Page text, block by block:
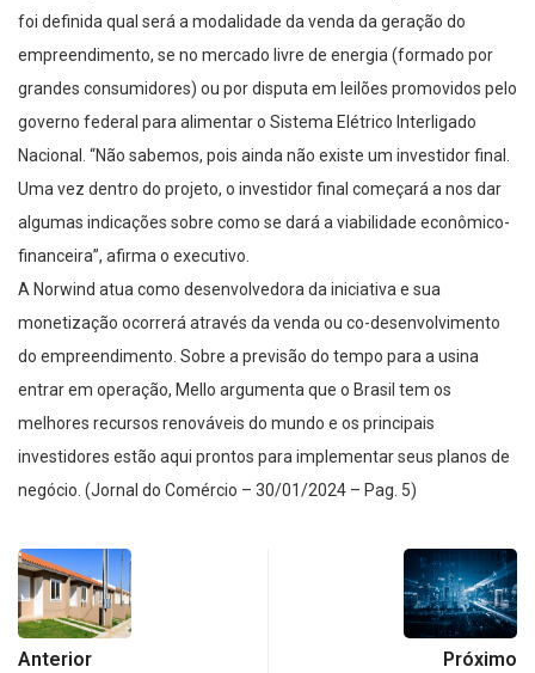
foi definida qual será a modalidade da venda da geração do
empreendimento, se no mercado livre de energia (formado por
grandes consumidores) ou por disputa em leilões promovidos pelo
governo federal para alimentar o Sistema Elétrico Interligado
Nacional. “Não sabemos, pois ainda não existe um investidor final.
Uma vez dentro do projeto, o investidor final começará a nos dar
algumas indicações sobre como se dará a viabilidade econômico-
financeira”, afirma o executivo.
A Norwind atua como desenvolvedora da iniciativa e sua
monetização ocorrerá através da venda ou co-desenvolvimento
do empreendimento. Sobre a previsão do tempo para a usina
entrar em operação, Mello argumenta que o Brasil tem os
melhores recursos renováveis do mundo e os principais
investidores estão aqui prontos para implementar seus planos de
negócio. (Jornal do Comércio – 30/01/2024 – Pag. 5)
Anterior Próximo